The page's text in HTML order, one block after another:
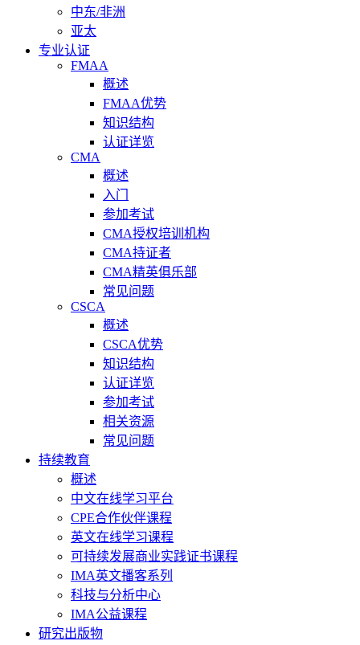
中东/非洲
亚太
专业认证
FMAA
概述
FMAA优势
知识结构
认证详览
CMA
概述
入门
参加考试
CMA授权培训机构
CMA持证者
CMA精英俱乐部
常见问题
CSCA
概述
CSCA优势
知识结构
认证详览
参加考试
相关资源
常见问题
持续教育
概述
中文在线学习平台
CPE合作伙伴课程
英文在线学习课程
可持续发展商业实践证书课程
IMA英文播客系列
科技与分析中心
IMA公益课程
研究出版物